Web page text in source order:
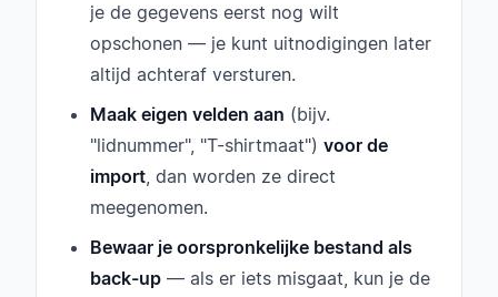
je de gegevens eerst nog wilt
opschonen — je kunt uitnodigingen later
altijd achteraf versturen.
Maak eigen velden aan (bijv.
"lidnummer", "T-shirtmaat") voor de
import, dan worden ze direct
meegenomen.
Bewaar je oorspronkelijke bestand als
back-up — als er iets misgaat, kun je de